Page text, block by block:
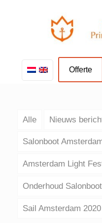
Offerte
Alle Nieuws
Salonboot
Amsterdam Light
Onderhoud
Sail Amsterdam 2020